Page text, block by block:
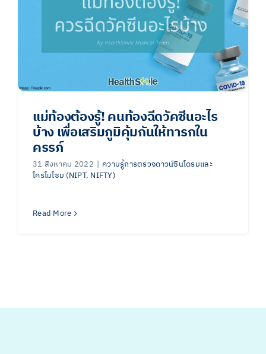
แม่ท้องต้องรู้! คนท้องฉีดวัคซีนอะไร
บ้าง เพื่อเสริมภูมิคุ้มกันให้ทารกใน
ครรภ์
31 สิงหาคม 2022 | ความรู้การตรวจดาวน์ซินโดรมและ
โครโมโซม (NIPT, NIFTY)
Read More